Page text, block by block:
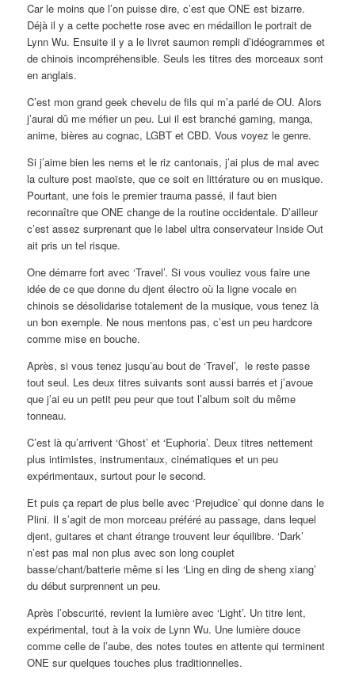
Car le moins que l’on puisse dire, c’est que ONE est bizarre.
Déjà il y a cette pochette rose avec en médaillon le portrait de
Lynn Wu. Ensuite il y a le livret saumon rempli d’idéogrammes et
de chinois incompréhensible. Seuls les titres des morceaux sont
en anglais.
C’est mon grand geek chevelu de fils qui m’a parlé de OU. Alors
j’aurai dû me méfier un peu. Lui il est branché gaming, manga,
anime, bières au cognac, LGBT et CBD. Vous voyez le genre.
Si j’aime bien les nems et le riz cantonais, j’ai plus de mal avec
la culture post maoïste, que ce soit en littérature ou en musique.
Pourtant, une fois le premier trauma passé, il faut bien
reconnaître que ONE change de la routine occidentale. D’ailleur
c’est assez surprenant que le label ultra conservateur Inside Out
ait pris un tel risque.
One démarre fort avec ‘Travel’. Si vous vouliez vous faire une
idée de ce que donne du djent électro où la ligne vocale en
chinois se désolidarise totalement de la musique, vous tenez là
un bon exemple. Ne nous mentons pas, c’est un peu hardcore
comme mise en bouche.
Après, si vous tenez jusqu’au bout de ‘Travel’, le reste passe
tout seul. Les deux titres suivants sont aussi barrés et j’avoue
que j’ai eu un petit peu peur que tout l’album soit du même
tonneau.
C’est là qu’arrivent ‘Ghost’ et ‘Euphoria’. Deux titres nettement
plus intimistes, instrumentaux, cinématiques et un peu
expérimentaux, surtout pour le second.
Et puis ça repart de plus belle avec ‘Prejudice’ qui donne dans le
Plini. Il s’agit de mon morceau préféré au passage, dans lequel
djent, guitares et chant étrange trouvent leur équilibre. ‘Dark’
n’est pas mal non plus avec son long couplet
basse/chant/batterie même si les ‘Ling en ding de sheng xiang’
du début surprennent un peu.
Après l’obscurité, revient la lumière avec ‘Light’. Un titre lent,
expérimental, tout à la voix de Lynn Wu. Une lumière douce
comme celle de l’aube, des notes toutes en attente qui terminent
ONE sur quelques touches plus traditionnelles.